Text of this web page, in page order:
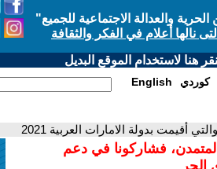
والعدالة الاجتماعية للجميع"
نالها أعلام في الفكر والثقافة
هنا لاستخدام الموقع البديل
English كوردي
أقيمت بدولة الامارات العربية 2021
فشاركونا في دعم
الحر